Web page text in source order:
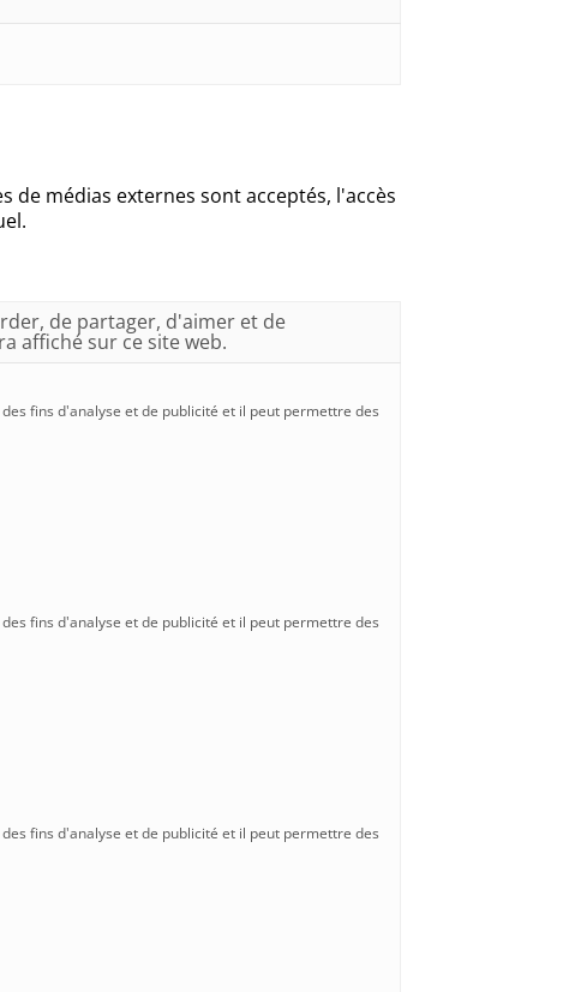
de médias externes sont acceptés, l'accès
de partager, d'aimer et de
affiché sur ce site web.
fins d'analyse et de publicité et il peut permettre des
fins d'analyse et de publicité et il peut permettre des
fins d'analyse et de publicité et il peut permettre des